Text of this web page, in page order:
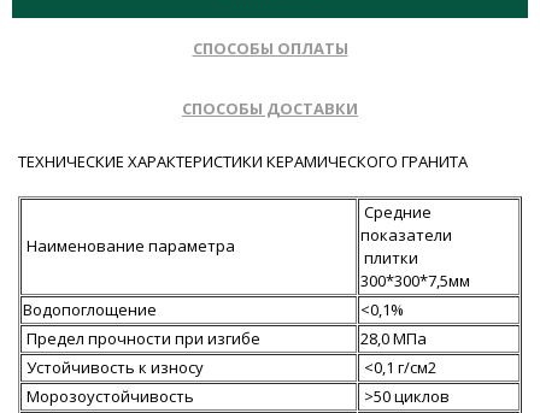
СПОСОБЫ ОПЛАТЫ
СПОСОБЫ ДОСТАВКИ
ТЕХНИЧЕСКИЕ ХАРАКТЕРИСТИКИ КЕРАМИЧЕСКОГО ГРАНИТА
Наименование параметра
Средние
показатели
плитки
300*300*7,5мм
Водопоглощение
<0,1%
Предел прочности при изгибе
28,0 MПа
Устойчивость к износу
<0,1 г/см2
Морозоустойчивость
>50 циклов